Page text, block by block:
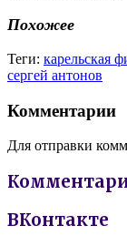
Похожее
Теги: карельская
сергей антонов
Комментарии
Для отправки
ВКонтакте